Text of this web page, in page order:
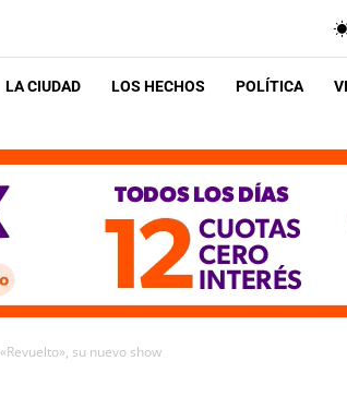
LA CIUDAD LOS HECHOS POLÍTICA
su nuevo show